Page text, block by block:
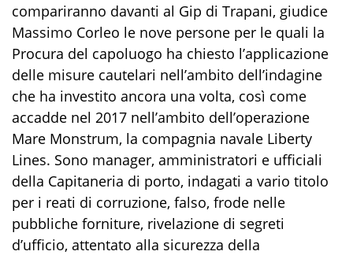
compariranno davanti al Gip di Trapani, giudice
Massimo Corleo le nove persone per le quali la
Procura del capoluogo ha chiesto l’applicazione
delle misure cautelari nell’ambito dell’indagine
che ha investito ancora una volta, così come
accadde nel 2017 nell’ambito dell’operazione
Mare Monstrum, la compagnia navale Liberty
Lines. Sono manager, amministratori e ufficiali
della Capitaneria di porto, indagati a vario titolo
per i reati di corruzione, falso, frode nelle
pubbliche forniture, rivelazione di segreti
d’ufficio, attentato alla sicurezza della